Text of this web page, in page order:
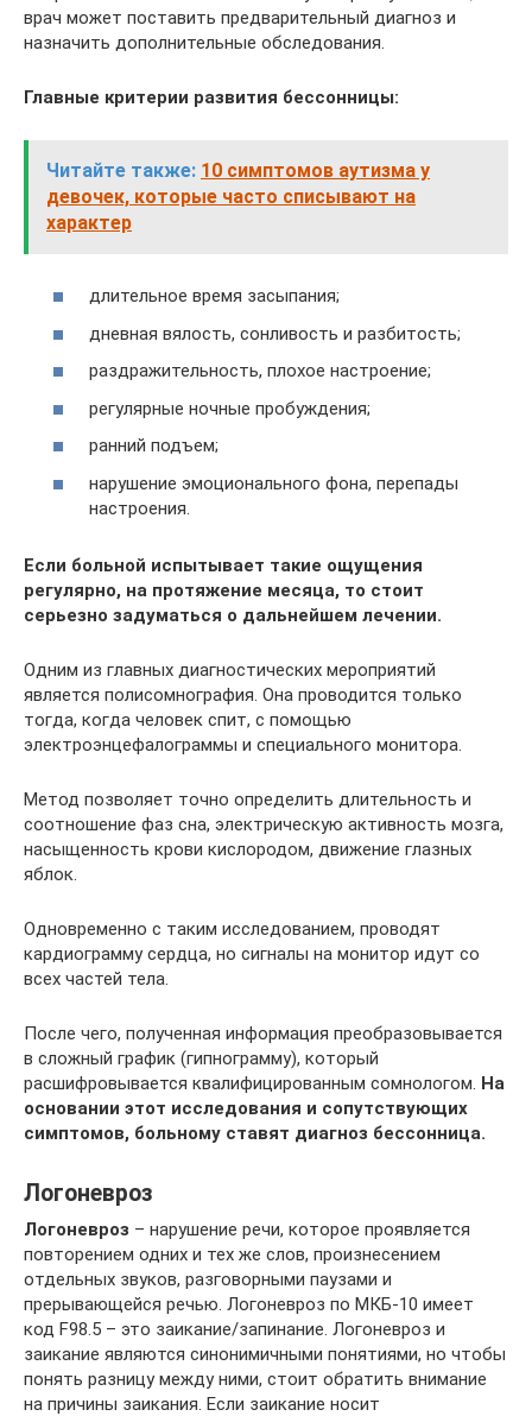
врач может поставить предварительный диагноз и
назначить дополнительные обследования.
Главные критерии развития бессонницы:
Читайте также: 10 симптомов аутизма у
девочек, которые часто списывают на
характер
длительное время засыпания;
дневная вялость, сонливость и разбитость;
раздражительность, плохое настроение;
регулярные ночные пробуждения;
ранний подъем;
нарушение эмоционального фона, перепады
настроения.
Если больной испытывает такие ощущения
регулярно, на протяжение месяца, то стоит
серьезно задуматься о дальнейшем лечении.
Одним из главных диагностических мероприятий
является полисомнография. Она проводится только
тогда, когда человек спит, с помощью
электроэнцефалограммы и специального монитора.
Метод позволяет точно определить длительность и
соотношение фаз сна, электрическую активность мозга,
насыщенность крови кислородом, движение глазных
яблок.
Одновременно с таким исследованием, проводят
кардиограмму сердца, но сигналы на монитор идут со
всех частей тела.
После чего, полученная информация преобразовывается
в сложный график (гипнограмму), который
расшифровывается квалифицированным сомнологом. На
основании этот исследования и сопутствующих
симптомов, больному ставят диагноз бессонница.
Логоневроз
Логоневроз – нарушение речи, которое проявляется
повторением одних и тех же слов, произнесением
отдельных звуков, разговорными паузами и
прерывающейся речью. Логоневроз по МКБ-10 имеет
код F98.5 – это заикание/запинание. Логоневроз и
заикание являются синонимичными понятиями, но чтобы
понять разницу между ними, стоит обратить внимание
на причины заикания. Если заикание носит